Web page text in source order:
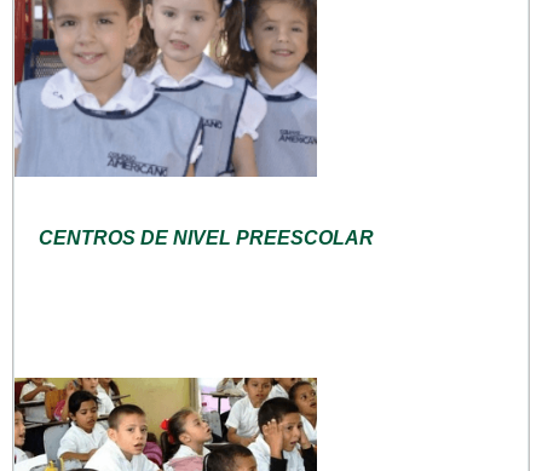
CENTROS DE NIVEL PREESCOLAR